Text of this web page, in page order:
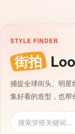
STYLE FINDER
街拍
捕捉全球街头、明星
集好看的造型，也帮